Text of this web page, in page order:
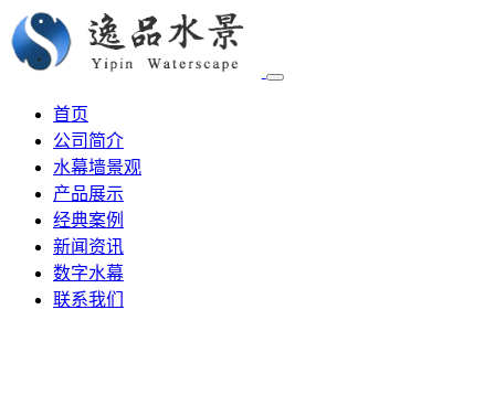
首页
公司简介
水幕墙景观
产品展示
经典案例
新闻资讯
数字水幕
联系我们